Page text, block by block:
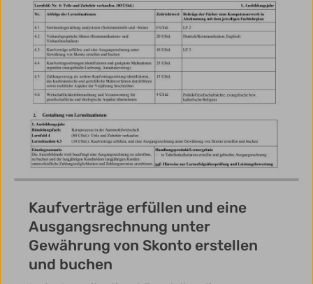
Kaufverträge erfüllen und eine
Ausgangsrechnung unter
Gewährung von Skonto erstellen
und buchen